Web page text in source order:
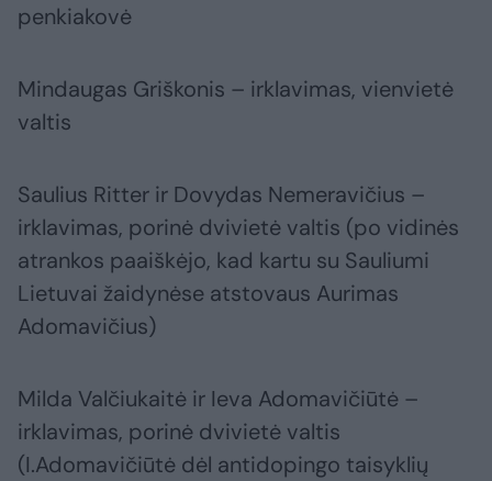
penkiakovė
Mindaugas Griškonis – irklavimas, vienvietė
valtis
Saulius Ritter ir Dovydas Nemeravičius –
irklavimas, porinė dvivietė valtis (po vidinės
atrankos paaiškėjo, kad kartu su Sauliumi
Lietuvai žaidynėse atstovaus Aurimas
Adomavičius)
Milda Valčiukaitė ir Ieva Adomavičiūtė –
irklavimas, porinė dvivietė valtis
(I.Adomavičiūtė dėl antidopingo taisyklių